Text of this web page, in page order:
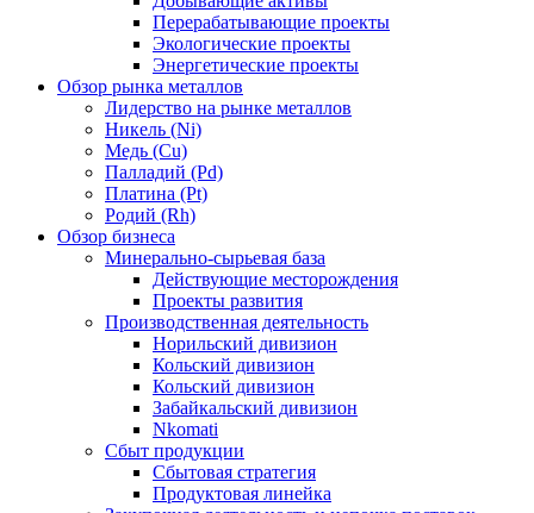
Перерабатывающие проекты
Экологические проекты
Энергетические проекты
Обзор рынка металлов
Лидерство на рынке металлов
Никель (Ni)
Медь (Cu)
Палладий (Pd)
Платина (Pt)
Родий (Rh)
Обзор бизнеса
Минерально-сырьевая база
Действующие месторождения
Проекты развития
Производственная деятельность
Норильский дивизион
Кольский дивизион
Кольский дивизион
Забайкальский дивизион
Nkomati
Сбыт продукции
Сбытовая стратегия
Продуктовая линейка